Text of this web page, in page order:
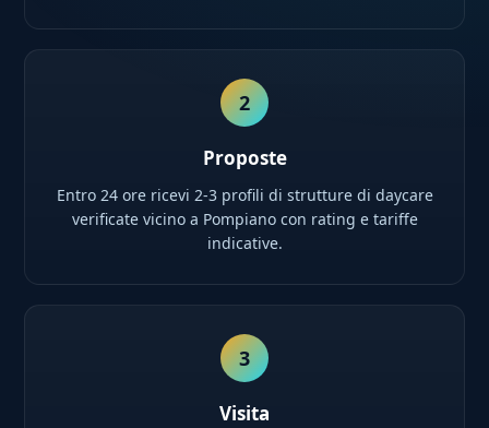
2
Proposte
Entro 24 ore ricevi 2-3 profili di strutture di daycare
verificate vicino a Pompiano con rating e tariffe
indicative.
3
Visita